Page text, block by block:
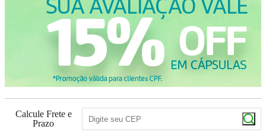
Calcule Frete e
Prazo